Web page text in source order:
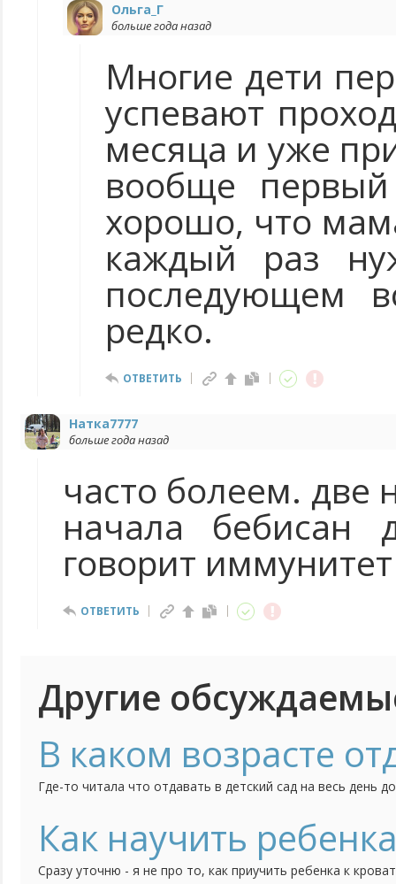
Ольга_Г
больше года назад
Многие дети
успевают
месяца и уже
вообще
хорошо, что
каждый раз
последующем
редко.
ОТВЕТИТЬ
Натка7777
больше года назад
часто болеем.
начала бебисан
говорит
ОТВЕТИТЬ
Другие
В каком возрасте
Где-то читала что отдавать в детский сад на весь
Как научить
Сразу уточню - я не про то, как приучить ребенка к